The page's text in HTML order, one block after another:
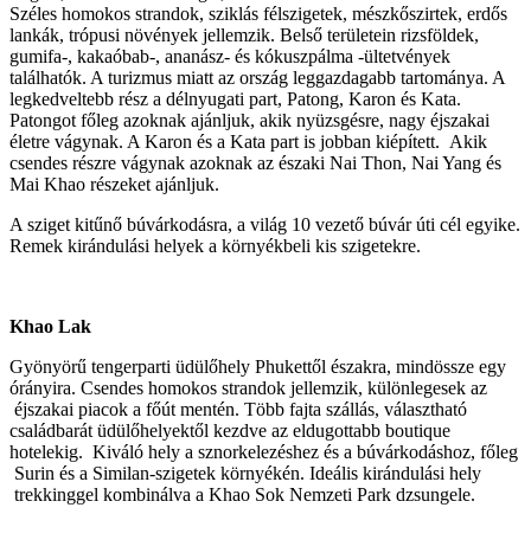
Széles homokos strandok, sziklás félszigetek, mészkőszirtek, erdős
lankák, trópusi növények jellemzik. Belső területein rizsföldek,
gumifa-, kakaóbab-, ananász- és kókuszpálma -ültetvények
találhatók. A turizmus miatt az ország leggazdagabb tartománya. A
legkedveltebb rész a délnyugati part, Patong, Karon és Kata.
Patongot főleg azoknak ajánljuk, akik nyüzsgésre, nagy éjszakai
életre vágynak. A Karon és a Kata part is jobban kiépített. Akik
csendes részre vágynak azoknak az északi Nai Thon, Nai Yang és
Mai Khao részeket ajánljuk.
A sziget kitűnő búvárkodásra, a világ 10 vezető búvár úti cél egyike.
Remek kirándulási helyek a környékbeli kis szigetekre.
Khao Lak
Gyönyörű tengerparti üdülőhely Phukettől északra, mindössze egy
órányira. Csendes homokos strandok jellemzik, különlegesek az
éjszakai piacok a főút mentén. Több fajta szállás, választható
családbarát üdülőhelyektől kezdve az eldugottabb boutique
hotelekig. Kiváló hely a sznorkelezéshez és a búvárkodáshoz, főleg
Surin és a Similan-szigetek környékén. Ideális kirándulási hely
trekkinggel kombinálva a Khao Sok Nemzeti Park dzsungele.